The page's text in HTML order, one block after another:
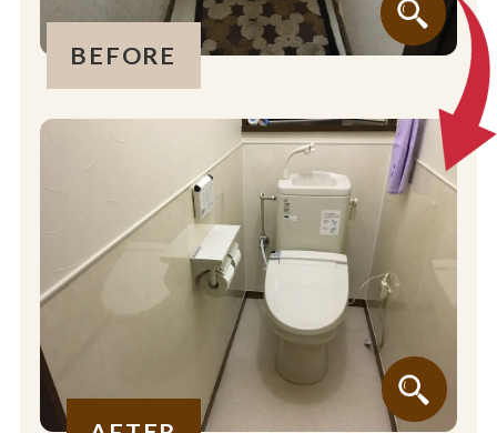
BEFORE